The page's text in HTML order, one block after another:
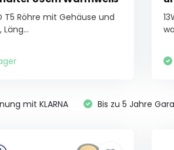
T5 Röhre mit Gehäuse und
mit KLARNA Bis zu 5 Jahre